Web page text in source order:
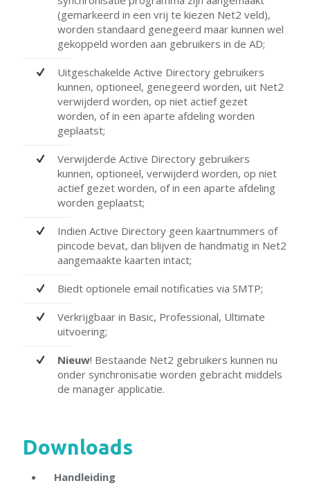
(gemarkeerd in een vrij te kiezen Net2 veld),
worden standaard genegeerd maar kunnen wel
gekoppeld worden aan gebruikers in de AD;
Uitgeschakelde Active Directory gebruikers
kunnen, optioneel, genegeerd worden, uit Net2
verwijderd worden, op niet actief gezet
worden, of in een aparte afdeling worden
geplaatst;
Verwijderde Active Directory gebruikers
kunnen, optioneel, verwijderd worden, op niet
actief gezet worden, of in een aparte afdeling
worden geplaatst;
Indien Active Directory geen kaartnummers of
pincode bevat, dan blijven de handmatig in Net2
aangemaakte kaarten intact;
Biedt optionele email notificaties via SMTP;
Verkrijgbaar in Basic, Professional, Ultimate
uitvoering;
Nieuw! Bestaande Net2 gebruikers kunnen nu
onder synchronisatie worden gebracht middels
de manager applicatie.
Downloads
Handleiding